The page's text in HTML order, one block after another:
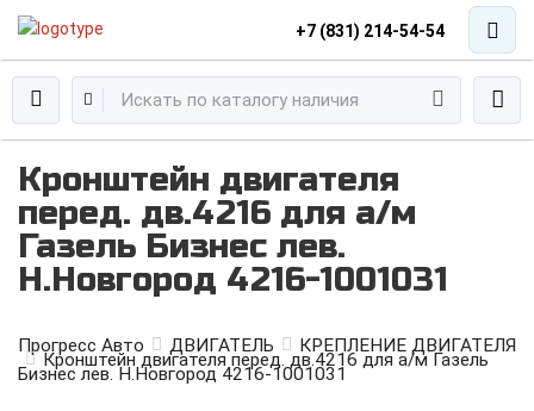
+7 (831) 214-54-54
Кронштейн двигателя
перед. дв.4216 для а/м
Газель Бизнес лев.
Н.Новгород 4216-1001031
Прогресс Авто ДВИГАТЕЛЬ КРЕПЛЕНИЕ ДВИГАТЕЛЯ
Кронштейн двигателя перед. дв.4216 для а/м Газель
Бизнес лев. Н.Новгород 4216-1001031